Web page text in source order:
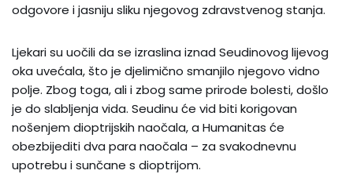
odgovore i jasniju sliku njegovog zdravstvenog stanja.
Ljekari su uočili da se izraslina iznad Seudinovog lijevog
oka uvećala, što je djelimično smanjilo njegovo vidno
polje. Zbog toga, ali i zbog same prirode bolesti, došlo
je do slabljenja vida. Seudinu će vid biti korigovan
nošenjem dioptrijskih naočala, a Humanitas će
obezbijediti dva para naočala – za svakodnevnu
upotrebu i sunčane s dioptrijom.